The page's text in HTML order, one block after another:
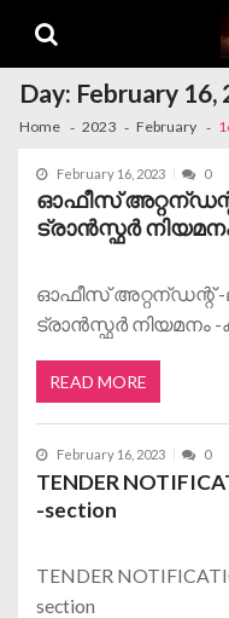
Day: February 16,
Home 2023 February
February 16, 2023 0
ഓഫീസ്
ട്രാൻസ്ഫർ നിയമനം
ഓഫീസ് അറ്റന്ഡന്റ് -
ട്രാൻസ്ഫർ നിയമനം -
READ MORE
February 16, 2023 0
TENDER
-section
TENDER
section